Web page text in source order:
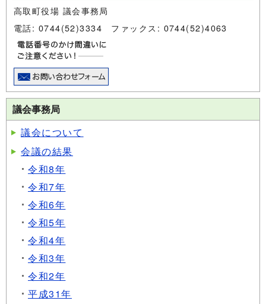
高取町役場 議会事務局
電話: 0744(52)3334 ファックス: 0744(52)4063
議会事務局
議会について
会議の結果
令和8年
令和7年
令和6年
令和5年
令和4年
令和3年
令和2年
平成31年